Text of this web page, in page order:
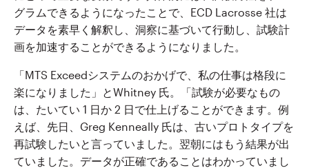
グラムできるようになったことで、ECD Lacrosse 社は
データを素早く解釈し、洞察に基づいて行動し、試験計
画を加速することができるようになりました。
「MTS Exceedシステムのおかげで、私の仕事は格段に
楽になりました」とWhitney 氏。「試験が必要なもの
は、たいてい 1 日か 2 日で仕上げることができます。例
えば、先日、Greg Kenneally 氏は、古いプロトタイプを
再試験したいと言っていました。翌朝にはもう結果が出
ていました。データが正確であることはわかっていまし